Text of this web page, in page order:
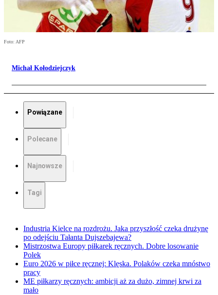
Foto: AFP
Michał Kołodziejczyk
Powiązane
Polecane
Najnowsze
Tagi
Industria Kielce na rozdrożu. Jaka przyszłość czeka drużynę
po odejściu Tałanta Dujszebajewa?
Mistrzostwa Europy piłkarek ręcznych. Dobre losowanie
Polek
Euro 2026 w piłce ręcznej: Klęska. Polaków czeka mnóstwo
pracy
ME piłkarzy ręcznych: ambicji aż za dużo, zimnej krwi za
mało